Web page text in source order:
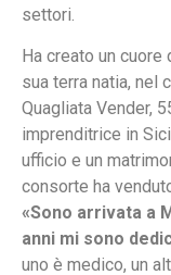
settori.
Ha creato un
sua terra natia, nel
Quagliata Vender,
imprenditrice in
ufficio e un
consorte ha
«Sono arrivata a
anni mi sono
uno è medico, un